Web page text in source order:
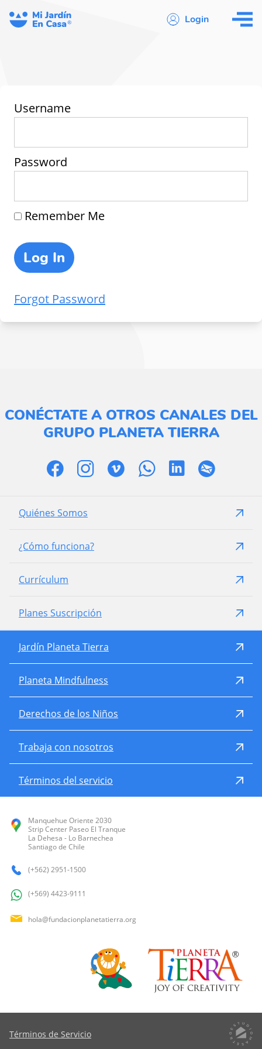
Login
Username
Password
Remember Me
Forgot Password
CONÉCTATE A OTROS CANALES DEL
GRUPO PLANETA TIERRA
Quiénes Somos
¿Cómo funciona?
Currículum
Planes Suscripción
Jardín Planeta Tierra
Planeta Mindfulness
Derechos de los Niños
Trabaja con nosotros
Términos del servicio
Manquehue Oriente 2030
Strip Center Paseo El Tranque
La Dehesa - Lo Barnechea
Santiago de Chile
(+562) 2951-1500
(+569) 4423-9111
hola@fundacionplanetatierra.org
Términos de Servicio